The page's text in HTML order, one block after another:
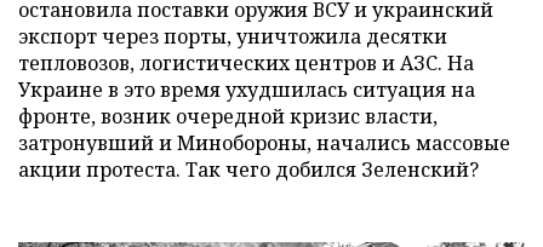
остановила поставки оружия ВСУ и украинский
экспорт через порты, уничтожила десятки
тепловозов, логистических центров и АЗС. На
Украине в это время ухудшилась ситуация на
фронте, возник очередной кризис власти,
затронувший и Минобороны, начались массовые
акции протеста. Так чего добился Зеленский?